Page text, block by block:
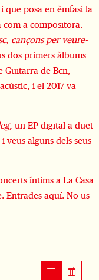
posa en èmfasi la
com a compositora.
cançons per veure-
dos primers àlbums
Guitarra de Bcn,
i el 2017 va
, un EP digital a duet
alguns dels seus
íntims a La Casa
Entrades aquí.No us